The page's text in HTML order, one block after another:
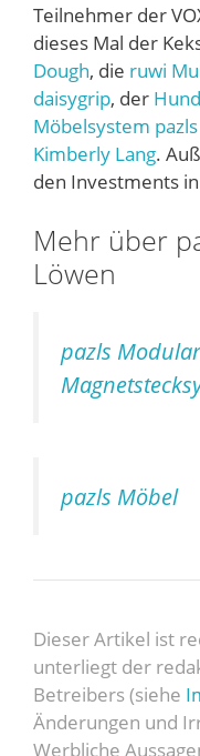
Teilnehmer der
dieses Mal der
Dough, die ruwi
daisygrip, der
Möbelsystem pazls
Kimberly Lang.
den Investments
Mehr über
Löwen
pazls
pazls Möbel
Dieser Artikel ist
unterliegt der
Betreibers (siehe
Änderungen und
Werbliche